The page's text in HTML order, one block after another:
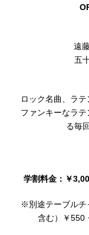
遠
五
ロック名曲、ラ
ファンキーなラ
る毎
学割料金：￥
※別途テーブルチ
含む）￥550